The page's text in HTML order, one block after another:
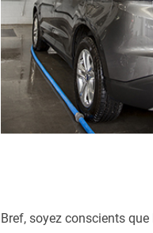
Bref, soyez conscients